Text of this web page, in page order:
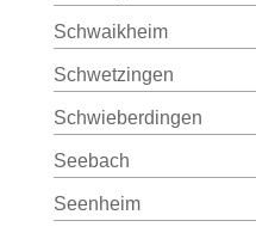
Schwaikheim
Schwetzingen
Schwieberdingen
Seebach
Seenheim